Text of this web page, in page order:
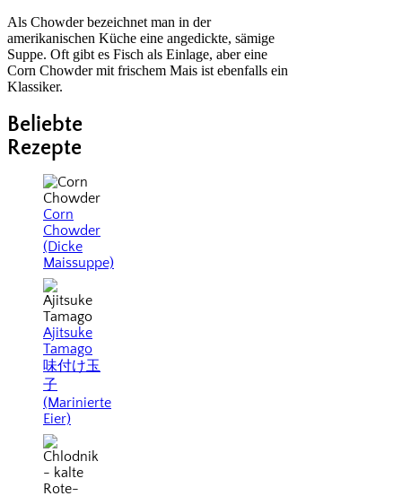
Als Chowder bezeichnet man in der
amerikanischen Küche eine angedickte, sämige
Suppe. Oft gibt es Fisch als Einlage, aber eine
Corn Chowder mit frischem Mais ist ebenfalls ein
Klassiker.
Beliebte
Rezepte
Corn
Chowder
(Dicke
Maissuppe)
Ajitsuke
Tamago
味付け玉
子
(Marinierte
Eier)